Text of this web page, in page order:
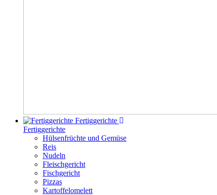
Fertiggerichte
Fertiggerichte
Hülsenfrüchte und Gemüse
Reis
Nudeln
Fleischgericht
Fischgericht
Pizzas
Kartoffelomelett